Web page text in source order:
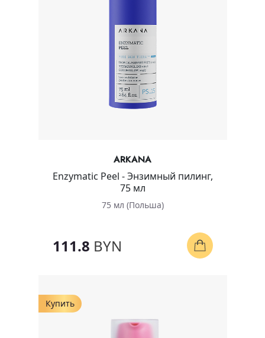
ARKANA
Enzymatic Peel - Энзимный пилинг,
75 мл
75 мл (Польша)
111.8 BYN
Купить